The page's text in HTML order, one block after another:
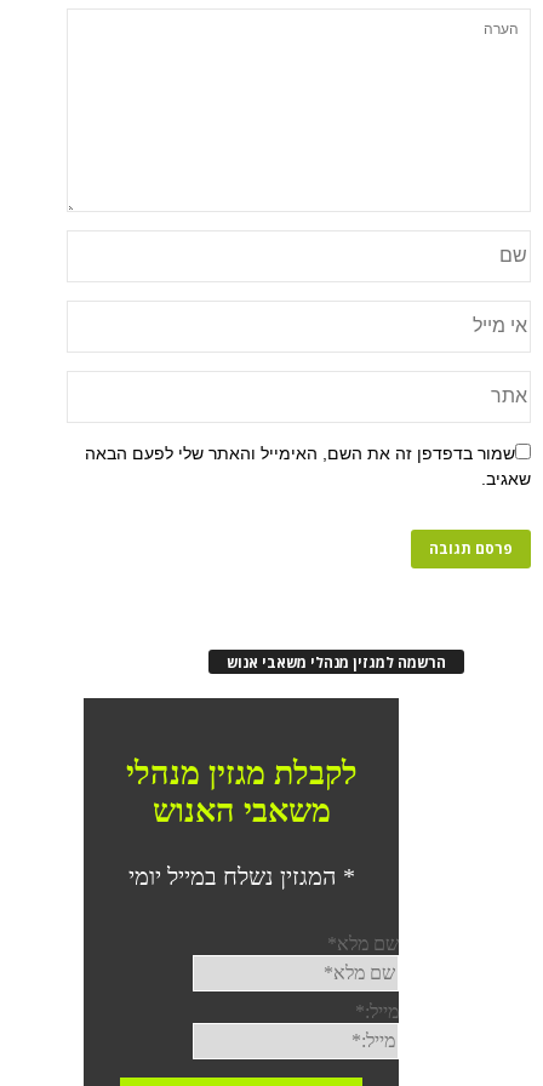
זה את השם, האימייל והאתר שלי לפעם הבאה
הרשמה למגזין מנהלי משאבי אנוש